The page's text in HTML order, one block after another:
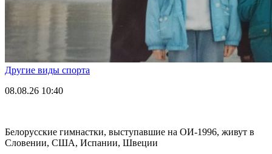
Другие виды спорта
08.08.26 10:40
Белорусские гимнастки, выступавшие на ОИ-1996, живут в
Словении, США, Испании, Швеции